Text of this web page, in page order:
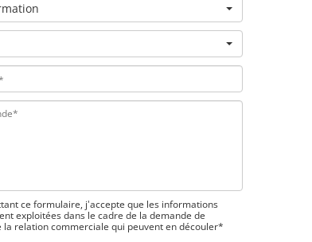
ce formulaire, j'accepte que les informations
exploitées dans le cadre de la demande de
la relation commerciale qui peuvent en découler*